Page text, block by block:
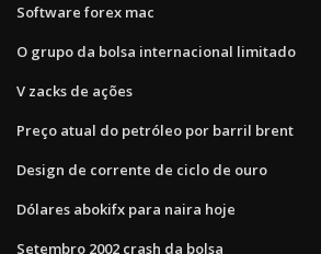
Software forex mac
O grupo da bolsa internacional limitado
V zacks de ações
Preço atual do petróleo por barril brent
Design de corrente de ciclo de ouro
Dólares abokifx para naira hoje
Setembro 2002 crash da bolsa